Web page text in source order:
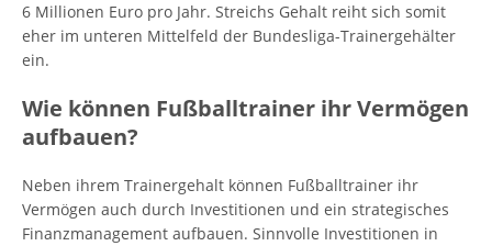
6 Millionen Euro pro Jahr. Streichs Gehalt reiht sich somit
eher im unteren Mittelfeld der Bundesliga-Trainergehälter
ein.
Wie können Fußballtrainer ihr Vermögen
aufbauen?
Neben ihrem Trainergehalt können Fußballtrainer ihr
Vermögen auch durch Investitionen und ein strategisches
Finanzmanagement aufbauen. Sinnvolle Investitionen in